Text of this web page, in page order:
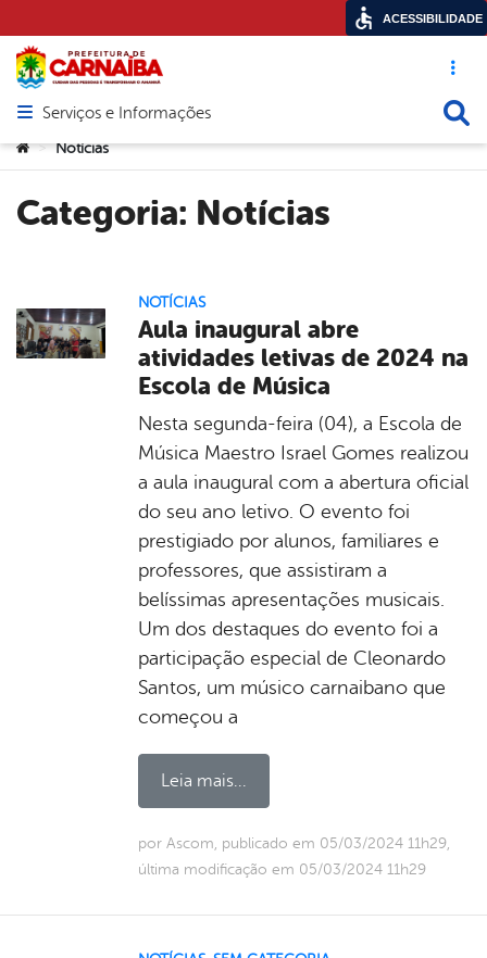
Acesso
Abrir menu principal de navegação
Serviços e Informações
Você está aqui:
> Notícias
Categoria: Notícias
NOTÍCIAS
Aula inaugural abre
atividades letivas de 2024 na
Escola de Música
Nesta segunda-feira (04), a Escola de
Música Maestro Israel Gomes realizou
a aula inaugural com a abertura oficial
do seu ano letivo. O evento foi
prestigiado por alunos, familiares e
professores, que assistiram a
belíssimas apresentações musicais.
Um dos destaques do evento foi a
participação especial de Cleonardo
Santos, um músico carnaibano que
começou a
Leia mais...
por Ascom, publicado em 05/03/2024 11h29,
última modificação em 05/03/2024 11h29
ACESSIBILIDADE